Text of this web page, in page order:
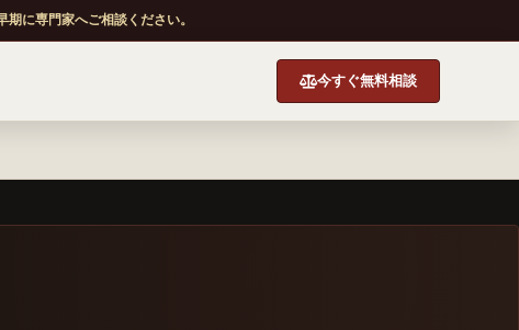
に専門家へご相談ください。
今すぐ無料相談